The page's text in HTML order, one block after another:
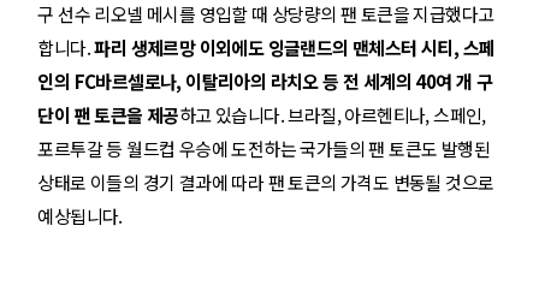
구 선수 리오넬 메시를 영입할 때 상당량의 팬 토큰을 지급했다고
합니다.파리 생제르망 이외에도 잉글랜드의 맨체스터 시티, 스페
인의 FC바르셀로나, 이탈리아의 라치오 등 전 세계의 40여 개 구
단이 팬 토큰을 제공하고 있습니다. 브라질, 아르헨티나, 스페인,
포르투갈 등 월드컵 우승에 도전하는 국가들의 팬 토큰도 발행된
상태로 이들의 경기 결과에 따라 팬 토큰의 가격도 변동될 것으로
예상됩니다.